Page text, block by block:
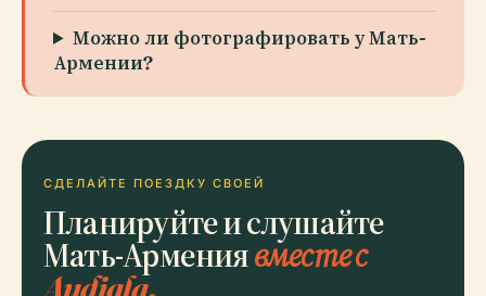
Можно ли фотографировать у Мать-
Армении?
СДЕЛАЙТЕ ПОЕЗДКУ СВОЕЙ
Планируйте и слушайте
Мать-Армениявместе с
Audiala.